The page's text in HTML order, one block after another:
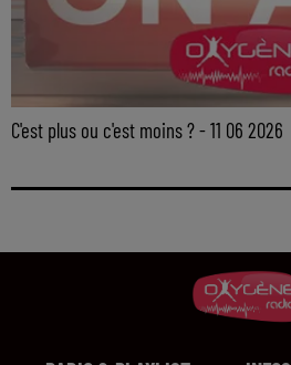
C'est plus ou c'est moins ? - 11 06 2026